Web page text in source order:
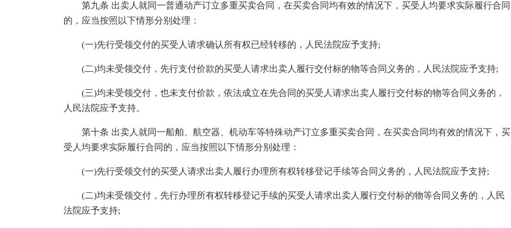
第九条 出卖人就同一普通动产订立多重买卖合同，在买卖合同均有效的情况下，买受人均要求实际履行合同
的，应当按照以下情形分别处理：
(一)先行受领交付的买受人请求确认所有权已经转移的，人民法院应予支持;
(二)均未受领交付，先行支付价款的买受人请求出卖人履行交付标的物等合同义务的，人民法院应予支持;
(三)均未受领交付，也未支付价款，依法成立在先合同的买受人请求出卖人履行交付标的物等合同义务的，
人民法院应予支持。
第十条 出卖人就同一船舶、航空器、机动车等特殊动产订立多重买卖合同，在买卖合同均有效的情况下，买
受人均要求实际履行合同的，应当按照以下情形分别处理：
(一)先行受领交付的买受人请求出卖人履行办理所有权转移登记手续等合同义务的，人民法院应予支持;
(二)均未受领交付，先行办理所有权转移登记手续的买受人请求出卖人履行交付标的物等合同义务的，人民
法院应予支持;